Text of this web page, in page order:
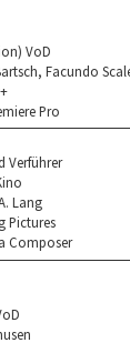
VoD
Facundo
Pro
Verführer
Lang
Pictures
Composer